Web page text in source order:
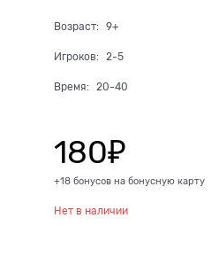
Возраст: 9+
Игроков: 2-5
Время: 20-40
180₽
+18 бонусов на бонусную карту
Нет в наличии